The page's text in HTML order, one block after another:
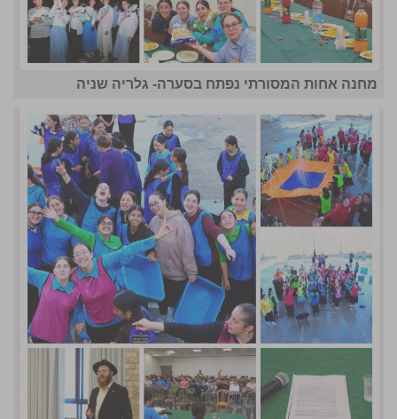
מחנה אחות המסורתי נפתח בסערה- גלריה שניה